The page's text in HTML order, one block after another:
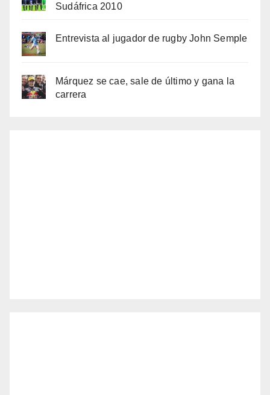
Sudáfrica 2010
Entrevista al jugador de rugby John Semple
Márquez se cae, sale de último y gana la
carrera